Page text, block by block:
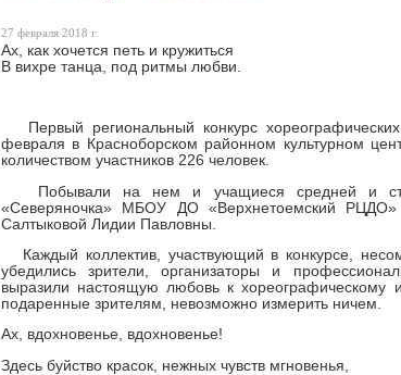
27 февраля 2018 г.
Ах, как хочется петь и кружиться
В вихре танца, под ритмы любви.
Первый региональный конкурс
февраля в Красноборском районном культурном
количеством участников 226 человек.
Побывали на нем и учащиеся средней и
«Северяночка» МБОУ ДО «Верхнетоемский РЦДО»
Салтыковой Лидии Павловны.
Каждый коллектив, участвующий в конкурсе,
убедились зрители, организаторы и
выразили настоящую любовь к хореографическому
подаренные зрителям, невозможно измерить ничем.
Ах, вдохновенье, вдохновенье!
Здесь буйство красок, нежных чувств мгновенья,